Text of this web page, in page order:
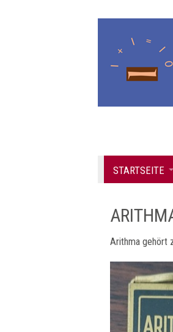
STARTSEITE
Arithma gehört